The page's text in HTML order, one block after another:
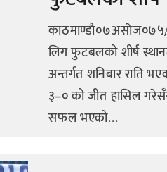
लिग फुटबलको शीर्ष
अन्तर्गत शनिबार राति
३–० को जीत हासिल
सफल भएको...